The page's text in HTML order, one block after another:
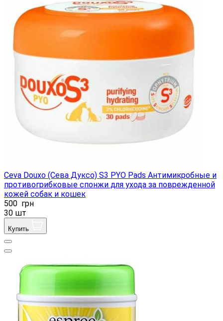
Ceva Douxo (Сева Дуксо) S3 PYO Pads Антимикробные и
противогрибковые спонжи для ухода за поврежденной
кожей собак и кошек
500 грн
30 шт
Купить